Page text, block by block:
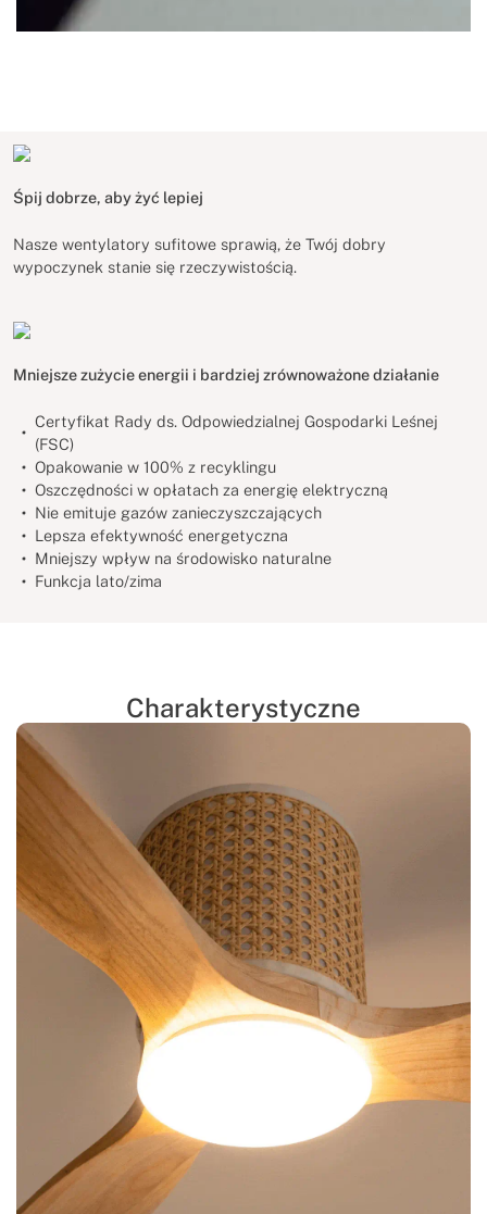
Śpij dobrze, aby żyć lepiej
Nasze wentylatory sufitowe sprawią, że Twój dobry
wypoczynek stanie się rzeczywistością.
Mniejsze zużycie energii i bardziej zrównoważone działanie
Certyfikat Rady ds. Odpowiedzialnej Gospodarki Leśnej
(FSC)
Opakowanie w 100% z recyklingu
Oszczędności w opłatach za energię elektryczną
Nie emituje gazów zanieczyszczających
Lepsza efektywność energetyczna
Mniejszy wpływ na środowisko naturalne
Funkcja lato/zima
Charakterystyczne